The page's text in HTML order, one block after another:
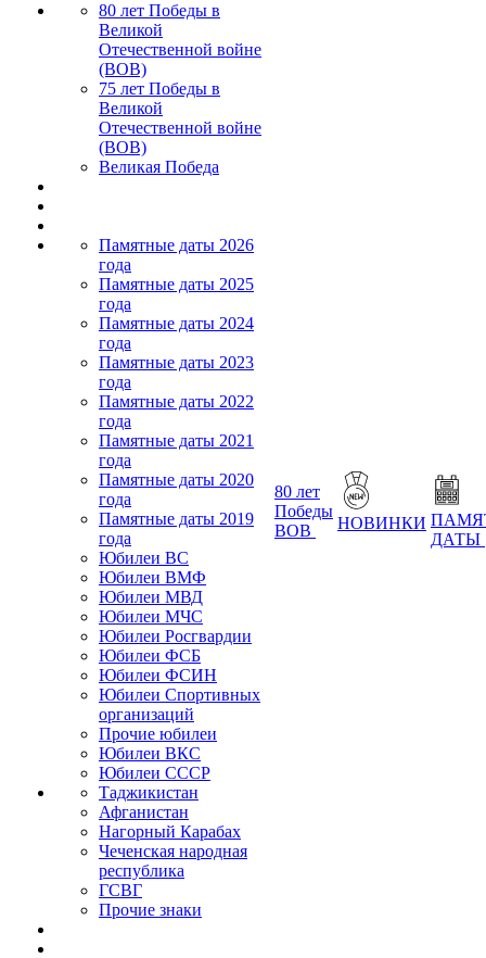
80 лет Победы в
Великой
Отечественной войне
(ВОВ)
75 лет Победы в
Великой
Отечественной войне
(ВОВ)
Великая Победа
Памятные даты 2026
года
Памятные даты 2025
года
Памятные даты 2024
года
Памятные даты 2023
года
Памятные даты 2022
года
Памятные даты 2021
года
Памятные даты 2020
года
Памятные даты 2019
года
Юбилеи ВС
Юбилеи ВМФ
Юбилеи МВД
Юбилеи МЧС
Юбилеи Росгвардии
Юбилеи ФСБ
Юбилеи ФСИН
Юбилеи Спортивных
организаций
Прочие юбилеи
Юбилеи ВКС
Юбилеи СССР
Таджикистан
Афганистан
Нагорный Карабах
Чеченская народная
республика
ГСВГ
Прочие знаки
80 лет
Победы
ВОВ
НОВИНКИ
ДАТЫ